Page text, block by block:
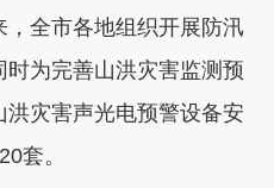
全市各地组织开展防汛
为完善山洪灾害监测预
灾害声光电预警设备安
套。